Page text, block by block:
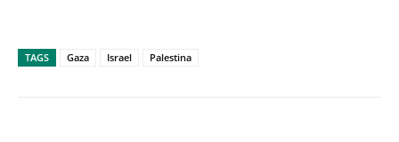
TAGS Gaza Israel Palestina